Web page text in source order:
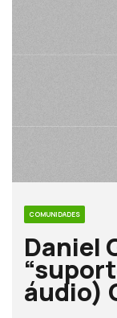
COMUNIDADES
Daniel
áudio)